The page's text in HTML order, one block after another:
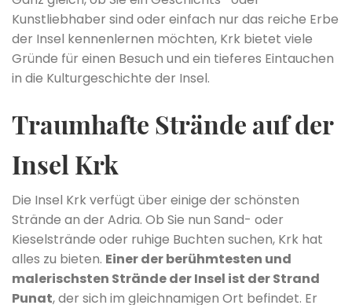
Kunstliebhaber sind oder einfach nur das reiche Erbe
der Insel kennenlernen möchten, Krk bietet viele
Gründe für einen Besuch und ein tieferes Eintauchen
in die Kulturgeschichte der Insel.
Traumhafte Strände auf der
Insel Krk
Die Insel Krk verfügt über einige der schönsten
Strände an der Adria. Ob Sie nun Sand- oder
Kieselstrände oder ruhige Buchten suchen, Krk hat
alles zu bieten. Einer der berühmtesten und
malerischsten Strände der Insel ist der Strand
Punat, der sich im gleichnamigen Ort befindet. Er